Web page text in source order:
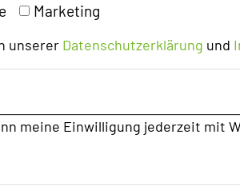
Marketing
unserer Datenschutzerklärung und
meine Einwilligung jederzeit mit
ist auch ein
wir uns?